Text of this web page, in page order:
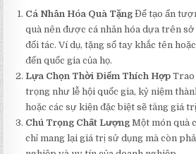
Cá Nhân Hóa Quà Tặng Để tạo ấn
quà nên được cá nhân hóa dựa trên
đối tác. Ví dụ, tặng sổ tay khắc tên
đến quốc gia của họ.
Lựa Chọn Thời Điểm Thích Hợp Trao
trọng như lễ hội quốc gia, kỷ niệm
hoặc các sự kiện đặc biệt sẽ tăng giá
Chú Trọng Chất Lượng Một món quà
chỉ mang lại giá trị sử dụng mà còn